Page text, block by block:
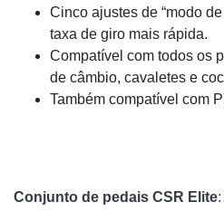
Cinco ajustes de “modo
taxa de giro mais rápida.
Compatível com todos os
de câmbio, cavaletes e
Também compatível com
Conjunto de pedais CSR Elite: